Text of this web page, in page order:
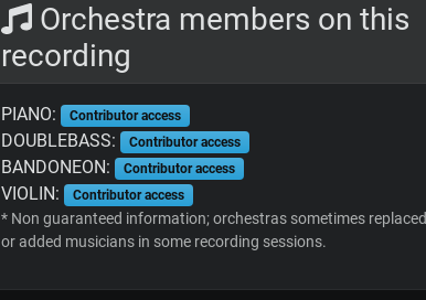
Orchestra members on this
recording
PIANO: Contributor access
DOUBLEBASS: Contributor access
BANDONEON: Contributor access
VIOLIN: Contributor access
* Non guaranteed information; orchestras sometimes replaced
or added musicians in some recording sessions.